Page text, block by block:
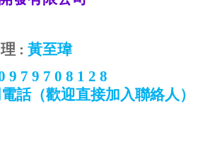
理 : 黃至瑋
9 7 9 7 0 8 1 2 8
電話（歡迎直接加入聯絡人）